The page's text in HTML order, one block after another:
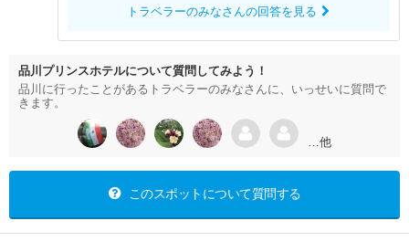
トラベラーのみなさんの回答を見る
品川プリンスホテルについて質問してみよう！
品川に行ったことがあるトラベラーのみなさんに、いっせいに質問で
きます。
…他
このスポットについて質問する